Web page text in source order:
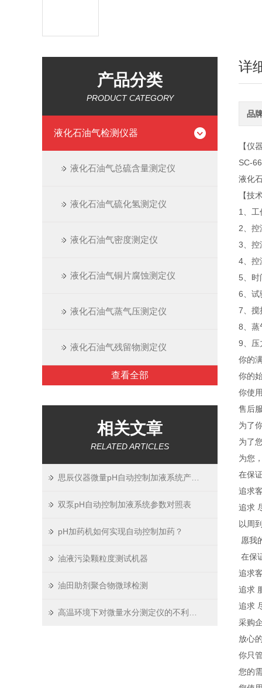
产品分类
PRODUCT CATEGORY
液化石油气检测仪器
液化石油气总硫含量测定仪
液化石油气硫化氢测定仪
液化石油气密度测定仪
液化石油气铜片腐蚀测定仪
液化石油气蒸气压测定仪
液化石油气残留物测定仪
查看全部
相关文章
RELATED ARTICLES
双泵pH自动控制加液系统参数对照表
pH加药机如何实现自动控制加药？
油液污染颗粒度测试机器
油田助剂聚合物微球检测
详
品
【仪
SC-
液化
【技
1、工
2、控
3、
4、控
5、时
6、试
7、搅
8、蒸
9、压
你的
你的
你使
售后
为了
为了
为您
在保
追求
追求
以周
愿我
在保
追求
追求
追求
采购
放心
你只
您的